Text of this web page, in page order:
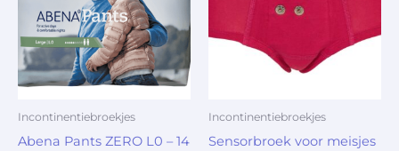
Incontinentiebroekjes
Abena Pants ZERO L0 – 14
Incontinentiebroekjes
Sensorbroek voor meisjes